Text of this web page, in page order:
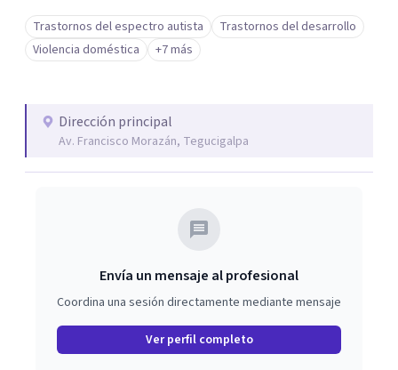
Trastornos del espectro autista
Trastornos del desarrollo
Violencia doméstica
+7 más
Dirección principal
Av. Francisco Morazán, Tegucigalpa
Envía un mensaje al profesional
Coordina una sesión directamente mediante mensaje
Ver perfil completo